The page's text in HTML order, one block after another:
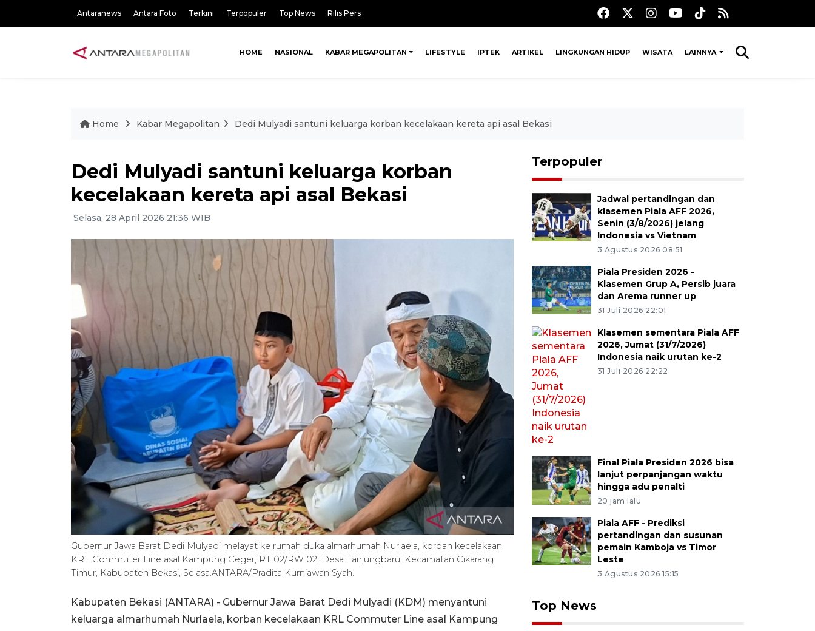
Antaranews Antara Foto Terkini Terpopuler Top News Rilis Pers
HOME NASIONAL KABAR MEGAPOLITAN LIFESTYLE IPTEK ARTIKEL LINGKUNGAN HIDUP WISATA LAINNYA
Home Kabar Megapolitan Dedi Mulyadi santuni keluarga korban kecelakaan kereta api asal Bekasi
Dedi Mulyadi santuni keluarga korban
kecelakaan kereta api asal Bekasi
Selasa, 28 April 2026 21:36 WIB
Gubernur Jawa Barat Dedi Mulyadi melayat ke rumah duka almarhumah Nurlaela, korban kecelakaan
KRL Commuter Line asal Kampung Ceger, RT 02/RW 02, Desa Tanjungbaru, Kecamatan Cikarang
Timur, Kabupaten Bekasi, Selasa.ANTARA/Pradita Kurniawan Syah.
Kabupaten Bekasi (ANTARA) - Gubernur Jawa Barat Dedi Mulyadi (KDM) menyantuni
keluarga almarhumah Nurlaela, korban kecelakaan KRL Commuter Line asal Kampung
Terpopuler
Jadwal pertandingan dan
klasemen Piala AFF 2026,
Senin (3/8/2026) jelang
Indonesia vs Vietnam
3 Agustus 2026 08:51
Piala Presiden 2026 -
Klasemen Grup A, Persib juara
dan Arema runner up
31 Juli 2026 22:01
Klasemen sementara Piala AFF
2026, Jumat (31/7/2026)
Indonesia naik urutan ke-2
31 Juli 2026 22:22
Final Piala Presiden 2026 bisa
lanjut perpanjangan waktu
hingga adu penalti
20 jam lalu
Piala AFF - Prediksi
pertandingan dan susunan
pemain Kamboja vs Timor
Leste
3 Agustus 2026 15:15
Top News